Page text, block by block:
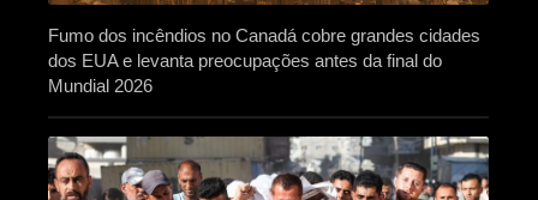
Fumo dos incêndios no Canadá cobre grandes cidades
dos EUA e levanta preocupações antes da final do
Mundial 2026